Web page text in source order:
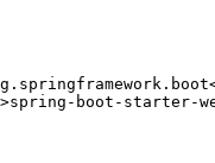
>spring-boot-starter-